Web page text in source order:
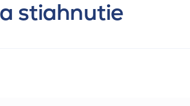
stiahnutie